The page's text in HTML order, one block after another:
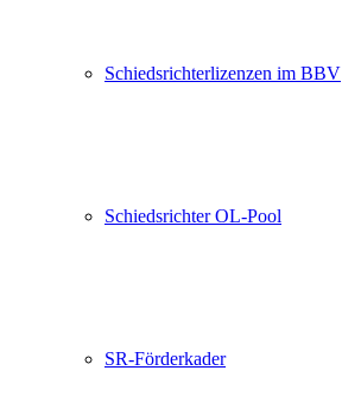
Schiedsrichterlizenzen im BBV
Schiedsrichter OL-Pool
SR-Förderkader